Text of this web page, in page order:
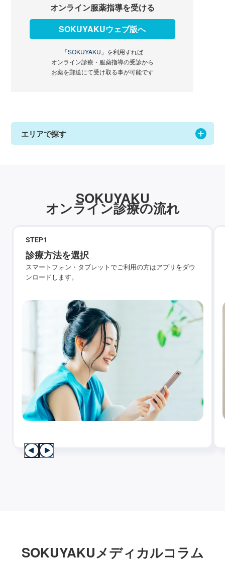
オンライン服薬指導を受ける
SOKUYAKUウェブ版へ
「SOKUYAKU」 を利用すれば
オンライン診療・服薬指導の受診から
お薬を郵送にて受け取る事が可能です
エリアで探す
SOKUYAKU
オンライン診療の流れ
STEP1
診療方法を選択
スマートフォン・タブレットでご利用の方はアプリをダウ
ンロードします。
SOKUYAKUメディカルコラム